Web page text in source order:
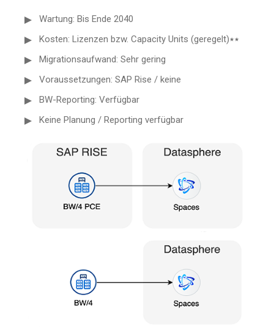
Wartung: Bis Ende 2040
Kosten: Lizenzen bzw. Capacity Units (geregelt)٭٭
Migrationsaufwand: Sehr gering
Voraussetzungen: SAP Rise / keine
BW-Reporting: Verfügbar
Keine Planung / Reporting verfügbar